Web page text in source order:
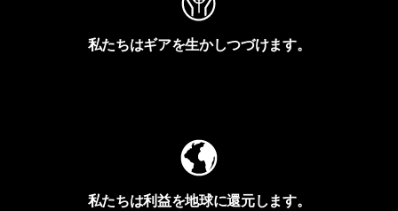
私たちはギアを生かしつづけます。
私たちは利益を地球に還元します。